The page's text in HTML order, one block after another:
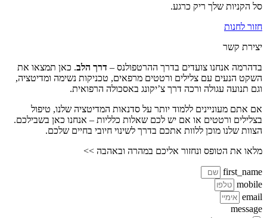
סל הקניות שלך ריק כרגע.
חזור לחנות
יצירת קשר
בדהרמה אנחנו צועדים בדרך ההרטפולנס – דרך הלב. כאן תמצאו את
השקט הנעים עם צלילים ורטטים מרפאים, טכניקות נשימה ומדיטציה,
וגם תנועה עגולה ורכה דרך צ’יקונג באסכולה הרפואית.
אם אתם מעוניינים ללמוד יותר על סדנאות המדיטציה שלנו, טיפול
בצלילים ורטטים או אם יש לכם שאלות כלליות – אנחנו כאן בשבילכם.
הצוות שלנו מוכן ללוות אתכם בדרך לשינוי חיובי בחיים שלכם.
מלאו את הטופס ונחזור אליכם במהרה ובאהבה >>
first_name
mobile
email
message